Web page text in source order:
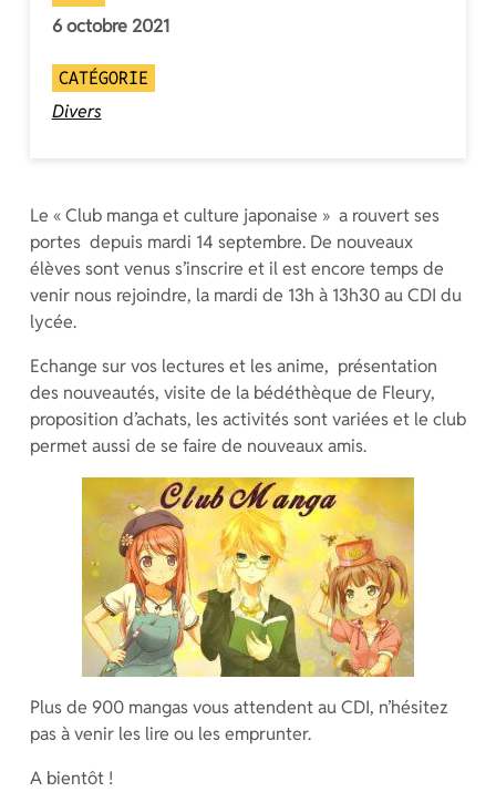
6 octobre 2021
CATÉGORIE
Divers
Le « Club manga et culture japonaise » a rouvert ses
portes depuis mardi 14 septembre. De nouveaux
élèves sont venus s’inscrire et il est encore temps de
venir nous rejoindre, la mardi de 13h à 13h30 au CDI du
lycée.
Echange sur vos lectures et les anime, présentation
des nouveautés, visite de la bédéthèque de Fleury,
proposition d’achats, les activités sont variées et le club
permet aussi de se faire de nouveaux amis.
Plus de 900 mangas vous attendent au CDI, n’hésitez
pas à venir les lire ou les emprunter.
A bientôt !